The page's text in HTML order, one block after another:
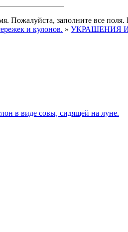
Пожалуйста, заполните все поля.
и кулонов. » УКРАШЕНИЯ